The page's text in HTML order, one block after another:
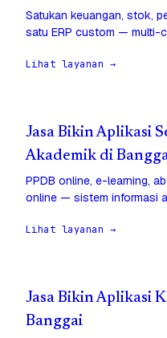
Satukan keuangan, stok,
satu ERP custom — multi-
Lihat layanan →
Jasa Bikin Aplikasi
Akademik di
PPDB online, e-learning,
online — sistem informasi
Lihat layanan →
Jasa Bikin Aplikasi
Banggai